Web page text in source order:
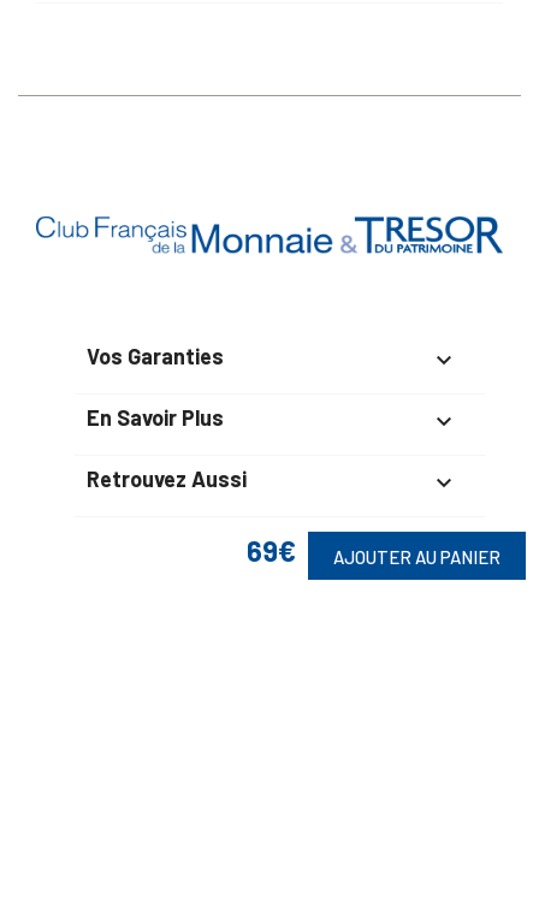
69€ AJOUTER AU PANIER
Vos Garanties 
En Savoir Plus 
Retrouvez Aussi 